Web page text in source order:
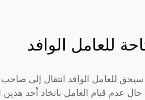
للعامل الوافد
للعامل الوافد انتقال إلى صاحب
يومًا. وفي حال عدم قيام العامل باتخاذ أحد